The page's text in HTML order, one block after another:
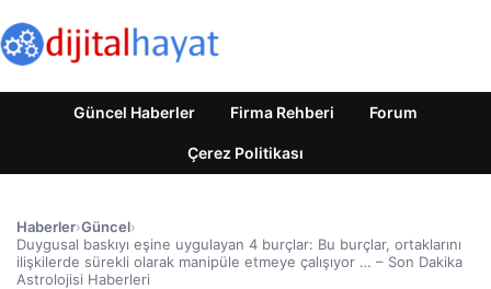
Güncel Haberler Firma Rehberi Forum
Çerez Politikası
Haberler›Güncel›
Duygusal baskıyı eşine uygulayan 4 burçlar: Bu burçlar, ortaklarını
ilişkilerde sürekli olarak manipüle etmeye çalışıyor … – Son Dakika
Astrolojisi Haberleri